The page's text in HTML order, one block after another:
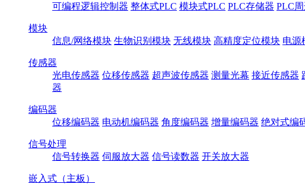
可编程逻辑控制器 整体式PLC 模块式PLC PLC存储器 PLC
模块
信息/网络模块 生物识别模块 无线模块 高精度定位模块 电源
传感器
光电传感器 位移传感器 超声波传感器 测量光幕 接近传感器
器
编码器
位移编码器 电动机编码器 角度编码器 增量编码器 绝对式编
信号处理
信号转换器 伺服放大器 信号读数器 开关放大器
嵌入式（主板）